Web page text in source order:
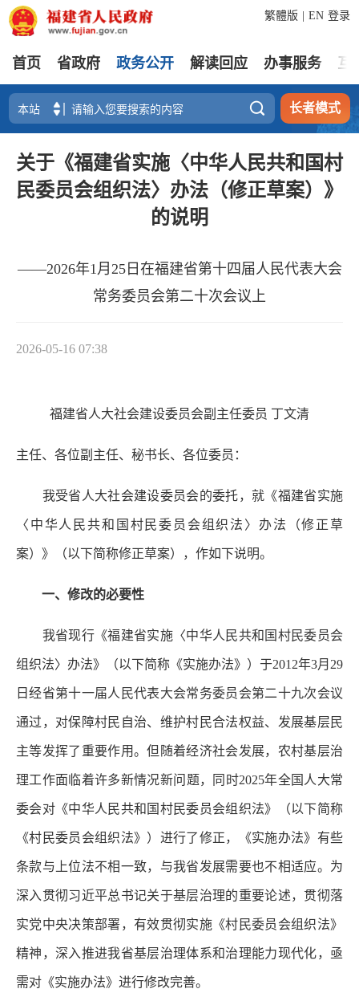
登录
繁體版 EN
首页 省政府 政务公开 解读回应 办事服务 互
 长者模式
​关于《福建省实施〈中华人民共和国村
民委员会组织法〉办法（修正草案）》
的说明
——2026年1月25日在福建省第十四届人民代表大会
常务委员会第二十次会议上
2026-05-16 07:38
福建省人大社会建设委员会副主任委员 丁文清
主任、各位副主任、秘书长、各位委员：
我受省人大社会建设委员会的委托，就《福建省实施
〈中华人民共和国村民委员会组织法〉办法（修正草
案）》（以下简称修正草案），作如下说明。
一、修改的必要性
我省现行《福建省实施〈中华人民共和国村民委员会
组织法〉办法》（以下简称《实施办法》）于2012年3月29
日经省第十一届人民代表大会常务委员会第二十九次会议
通过，对保障村民自治、维护村民合法权益、发展基层民
主等发挥了重要作用。但随着经济社会发展，农村基层治
理工作面临着许多新情况新问题，同时2025年全国人大常
委会对《中华人民共和国村民委员会组织法》（以下简称
《村民委员会组织法》）进行了修正，《实施办法》有些
条款与上位法不相一致，与我省发展需要也不相适应。为
深入贯彻习近平总书记关于基层治理的重要论述，贯彻落
实党中央决策部署，有效贯彻实施《村民委员会组织法》
精神，深入推进我省基层治理体系和治理能力现代化，亟
需对《实施办法》进行修改完善。